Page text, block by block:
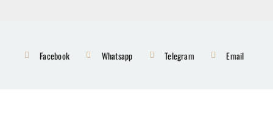
Facebook Whatsapp Telegram Email